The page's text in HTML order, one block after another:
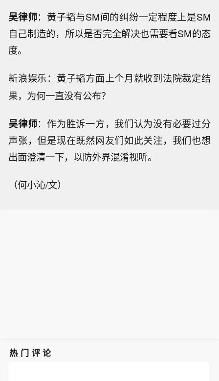
吴律师：黄子韬与SM间的纠纷一定程度上是SM
自己制造的，所以是否完全解决也需要看SM的态
度。
新浪娱乐：黄子韬方面上个月就收到法院裁定结
果，为何一直没有公布？
吴律师：作为胜诉一方，我们认为没有必要过分
声张，但是现在既然网友们如此关注，我们也想
出面澄清一下，以防外界混淆视听。
（何小沁/文）
热门评论